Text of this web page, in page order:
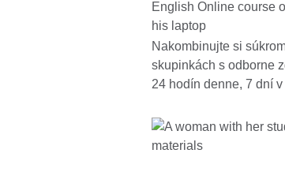
Nakombinujte si
skupinkách s odborne
24 hodín denne, 7 dní v